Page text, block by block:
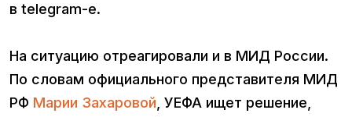
в telegram-e.
На ситуацию отреагировали и в МИД России.
По словам официального представителя МИД
РФ Марии Захаровой, УЕФА ищет решение,